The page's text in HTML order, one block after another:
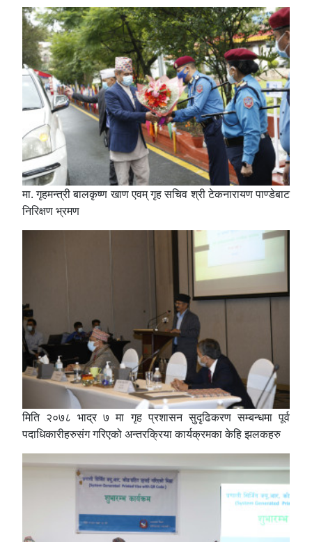
मा. गृहमन्त्री बालकृष्ण खाण एवम् गृह सचिव श्री टेकनारायण पाण्डेबाट
निरिक्षण भ्रमण
मिति २०७८ भाद्र ७ मा गृह प्रशासन सुदृढिकरण सम्बन्धमा पूर्व
पदाधिकारीहरुसंग गरिएको अन्तरक्रिया कार्यक्रमका केहि झलकहरु